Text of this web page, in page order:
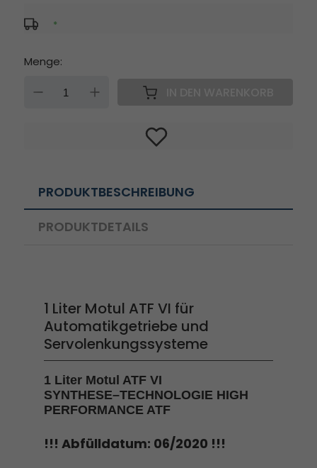
*
Menge:
DOWN
PRODUKTBESCHREIBUNG
PRODUKTDETAILS
1 Liter Motul ATF VI für
Automatikgetriebe und
Servolenkungssysteme
1 Liter Motul ATF VI
SYNTHESE–TECHNOLOGIE HIGH
PERFORMANCE ATF
!!! Abfülldatum: 06/2020 !!!